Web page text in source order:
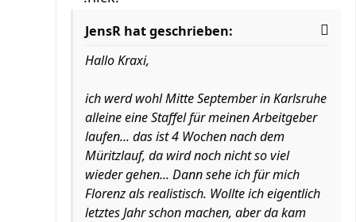
JensR hat geschrieben:
Hallo Kraxi,
ich werd wohl Mitte September in Karlsruhe
alleine eine Staffel für meinen Arbeitgeber
laufen... das ist 4 Wochen nach dem
Müritzlauf, da wird noch nicht so viel
wieder gehen... Dann sehe ich für mich
Florenz als realistisch. Wollte ich eigentlich
letztes Jahr schon machen, aber da kam